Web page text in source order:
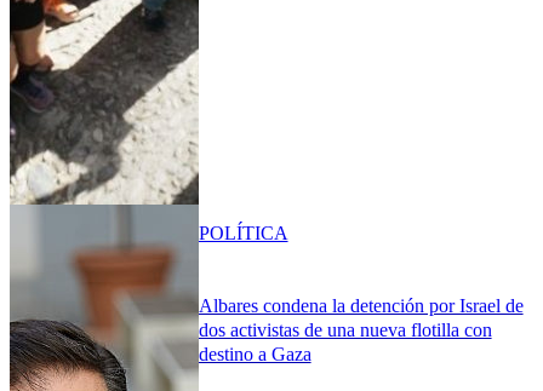
Albares condena la detención por Israel de
dos activistas de una nueva flotilla con
destino a Gaza
POLÍTICA